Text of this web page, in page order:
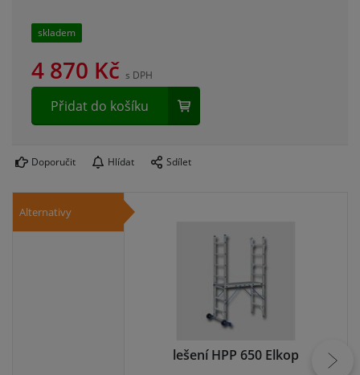
skladem
4 870 Kč s DPH
Přidat do košíku
Doporučit Hlídat Sdílet
Alternativy
lešení HPP 650 Elkop